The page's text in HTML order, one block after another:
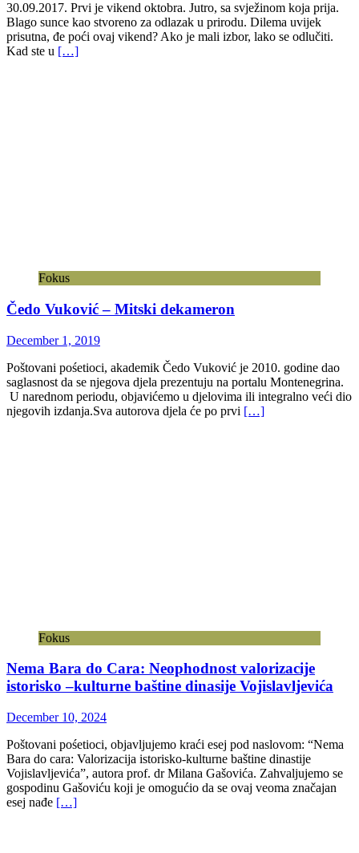
30.09.2017. Prvi je vikend oktobra. Jutro, sa svježinom koja prija.
Blago sunce kao stvoreno za odlazak u prirodu. Dilema uvijek
prisutna, đe poći ovaj vikend? Ako je mali izbor, lako se odlučiti.
Kad ste u […]
Fokus
Čedo Vuković – Mitski dekameron
December 1, 2019
Poštovani pośetioci, akademik Čedo Vuković je 2010. godine dao
saglasnost da se njegova djela prezentuju na portalu Montenegrina.
U narednom periodu, objavićemo u djelovima ili integralno veći dio
njegovih izdanja.Sva autorova djela će po prvi […]
Fokus
Nema Bara do Cara: Neophodnost valorizacije
istorisko –kulturne baštine dinasije Vojislavljevića
December 10, 2024
Poštovani pośetioci, objavljujemo kraći esej pod naslovom: “Nema
Bara do cara: Valorizacija istorisko-kulturne baštine dinastije
Vojislavljevića”, autora prof. dr Milana Gašovića. Zahvaljujemo se
gospodinu Gašoviću koji je omogućio da se ovaj veoma značajan
esej nađe […]